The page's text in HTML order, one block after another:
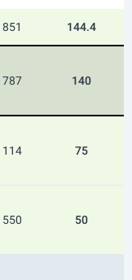
144.4
787 140
114 75
550 50